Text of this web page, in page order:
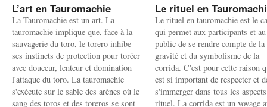
L’art en Tauromachie
La Tauromachie est un art. La
tauromachie implique que, face à la
sauvagerie du toro, le torero inhibe
ses instincts de protection pour toréer
avec douceur, lenteur et domination
l'attaque du toro. La tauromachie
s'exécute sur le sable des arènes où le
sang des toros et des toreros se sont
Le rituel en
Le rituel en tauromachie est le
qui permet aux participants et au
public de se rendre compte de la
gravité et du symbolisme de la
corrida. C'est pour cette raison
est si important de respecter et
s'immerger dans tous les
rituel. La corrida est un voyage